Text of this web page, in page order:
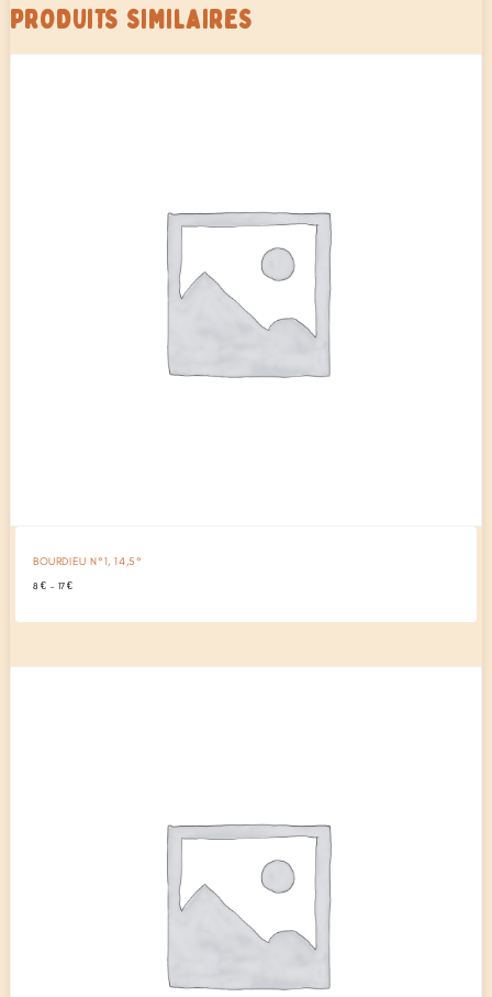
PRODUITS SIMILAIRES
BOURDIEU N°1, 14,5°
8 € – 17 €Plage